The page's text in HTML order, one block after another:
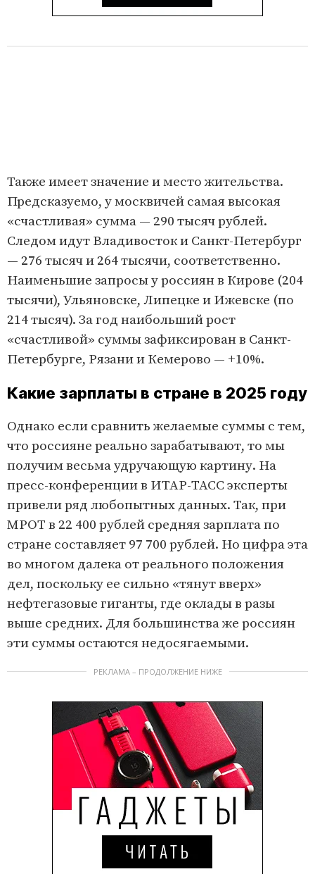
Также имеет значение и место жительства.
Предсказуемо, у москвичей самая высокая
«счастливая» сумма — 290 тысяч рублей.
Следом идут Владивосток и Санкт-Петербург
— 276 тысяч и 264 тысячи, соответственно.
Наименьшие запросы у россиян в Кирове (204
тысячи), Ульяновске, Липецке и Ижевске (по
214 тысяч). За год наибольший рост
«счастливой» суммы зафиксирован в Санкт-
Петербурге, Рязани и Кемерово — +10%.
Какие зарплаты в стране в 2025 году
Однако если сравнить желаемые суммы с тем,
что россияне реально зарабатывают, то мы
получим весьма удручающую картину. На
пресс-конференции в ИТАР-ТАСС эксперты
привели ряд любопытных данных. Так, при
МРОТ в 22 400 рублей средняя зарплата по
стране составляет 97 700 рублей. Но цифра эта
во многом далека от реального положения
дел, поскольку ее сильно «тянут вверх»
нефтегазовые гиганты, где оклады в разы
выше средних. Для большинства же россиян
эти суммы остаются недосягаемыми.
РЕКЛАМА – ПРОДОЛЖЕНИЕ НИЖЕ